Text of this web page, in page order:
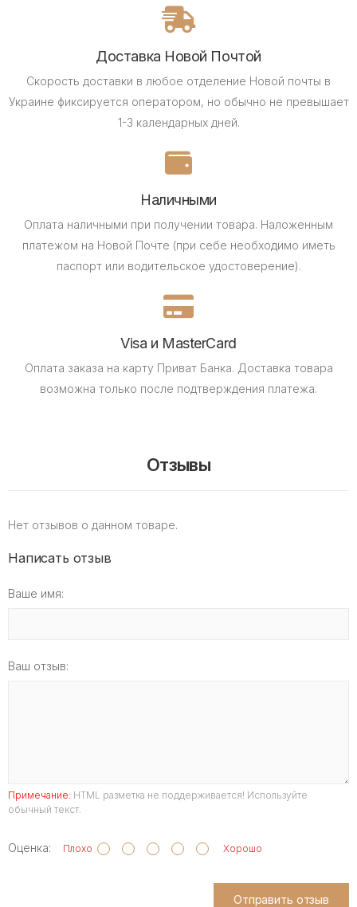
Доставка Новой Почтой
Скорость доставки в любое отделение Новой почты в
Украине фиксируется оператором, но обычно не превышает
1-3 календарных дней.
Наличными
Оплата наличными при получении товара. Наложенным
платежом на Новой Почте (при себе необходимо иметь
паспорт или водительское удостоверение).
Visa и MasterCard
Оплата заказа на карту Приват Банка. Доставка товара
возможна только после подтверждения платежа.
Отзывы
Нет отзывов о данном товаре.
Написать отзыв
Ваше имя:
Ваш отзыв:
Примечание: HTML разметка не поддерживается! Используйте
обычный текст.
Оценка: Плохо Хорошо
Отправить отзыв